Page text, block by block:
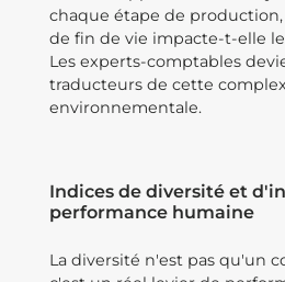
chaque étape de
de fin de vie impacte-t-elle
Les experts-comptables
traducteurs de cette
environnementale.
Indices de diversité et
performance humaine
La diversité n'est pas qu'un